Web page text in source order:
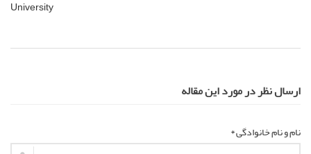
University
ارسال نظر در مورد این مقاله
نام و نام خانوادگی *